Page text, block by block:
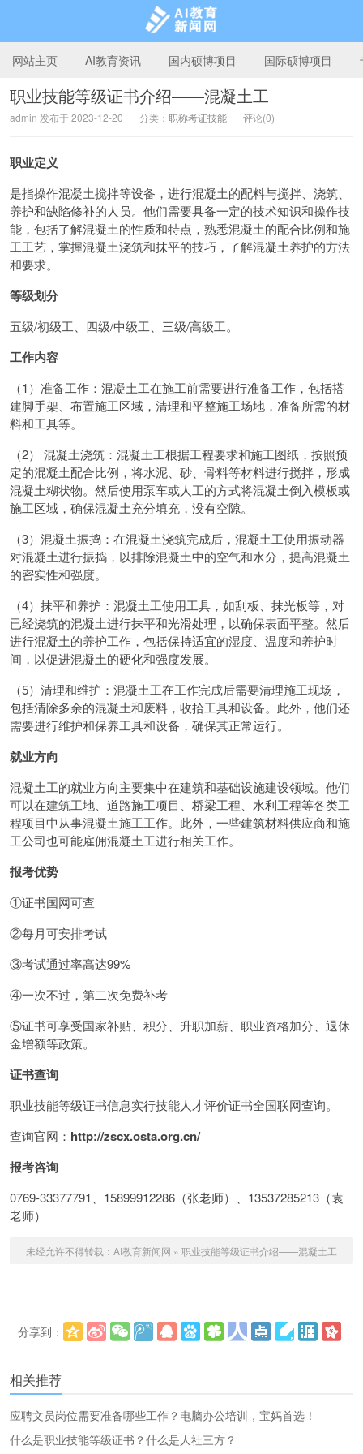
AI教育新闻网
网站主页 AI教育资讯 国内硕博项目 国际硕博项目
职业技能等级证书介绍——混凝土工
admin 发布于 2023-12-20 分类： 职称考证技能 评论(0)
职业定义
是指操作混凝土搅拌等设备，进行混凝土的配料与搅拌、浇筑、
养护和缺陷修补的人员。他们需要具备一定的技术知识和操作技
能，包括了解混凝土的性质和特点，熟悉混凝土的配合比例和施
工工艺，掌握混凝土浇筑和抹平的技巧，了解混凝土养护的方法
和要求。
等级划分
五级/初级工、四级/中级工、三级/高级工。
工作内容
（1）准备工作：混凝土工在施工前需要进行准备工作，包括搭
建脚手架、布置施工区域，清理和平整施工场地，准备所需的材
料和工具等。
（2） 混凝土浇筑：混凝土工根据工程要求和施工图纸，按照预
定的混凝土配合比例，将水泥、砂、骨料等材料进行搅拌，形成
混凝土糊状物。然后使用泵车或人工的方式将混凝土倒入模板或
施工区域，确保混凝土充分填充，没有空隙。
（3）混凝土振捣：在混凝土浇筑完成后，混凝土工使用振动器
对混凝土进行振捣，以排除混凝土中的空气和水分，提高混凝土
的密实性和强度。
（4）抹平和养护：混凝土工使用工具，如刮板、抹光板等，对
已经浇筑的混凝土进行抹平和光滑处理，以确保表面平整。然后
进行混凝土的养护工作，包括保持适宜的湿度、温度和养护时
间，以促进混凝土的硬化和强度发展。
（5）清理和维护：混凝土工在工作完成后需要清理施工现场，
包括清除多余的混凝土和废料，收拾工具和设备。此外，他们还
需要进行维护和保养工具和设备，确保其正常运行。
就业方向
混凝土工的就业方向主要集中在建筑和基础设施建设领域。他们
可以在建筑工地、道路施工项目、桥梁工程、水利工程等各类工
程项目中从事混凝土施工工作。此外，一些建筑材料供应商和施
工公司也可能雇佣混凝土工进行相关工作。
报考优势
①证书国网可查
②每月可安排考试
③考试通过率高达99%
④一次不过，第二次免费补考
⑤证书可享受国家补贴、积分、升职加薪、职业资格加分、退休
金增额等政策。
证书查询
职业技能等级证书信息实行技能人才评价证书全国联网查询。
查询官网： http://zscx.osta.org.cn/
报考咨询
0769-33377791、15899912286（张老师）、13537285213（袁
老师）
未经允许不得转载： AI教育新闻网 » 职业技能等级证书介绍——混凝土工
分享到：
相关推荐
应聘文员岗位需要准备哪些工作？电脑办公培训，宝妈首选！
什么是职业技能等级证书？什么是人社三方？